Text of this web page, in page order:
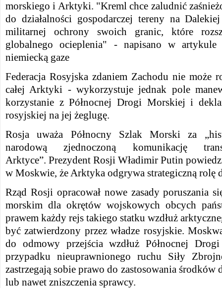
morskiego i Arktyki. "Kreml chce zaludnić
do działalności gospodarczej tereny na
militarnej ochrony swoich granic, które
globalnego ocieplenia" - napisano w artykule
niemiecką gaze
Federacja Rosyjska zdaniem Zachodu nie może
całej Arktyki - wykorzystuje jednak pole
korzystanie z Północnej Drogi Morskiej i
rosyjskiej na jej żeglugę.
Rosja uważa Północny Szlak Morski za
narodową zjednoczoną komunikację
Arktyce”. Prezydent Rosji Władimir Putin
w Moskwie, że Arktyka odgrywa strategiczną rolę
Rząd Rosji opracował nowe zasady poruszania
morskim dla okrętów wojskowych obcych
prawem każdy rejs takiego statku wzdłuż
być zatwierdzony przez władze rosyjskie.
do odmowy przejścia wzdłuż Północnej
przypadku nieuprawnionego ruchu Siły
zastrzegają sobie prawo do zastosowania środków
lub nawet zniszczenia sprawcy.